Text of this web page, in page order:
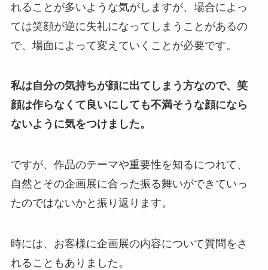
れることが多いような気がしますが、 場合によっ
ては笑顔が逆に失礼になってしまうことがあるの
で、場面によって変えていくことが必要です。
私は自分の気持ちが顔に出てしまう方なので、笑
顔は作らなくて良いにしても不満そうな顔になら
ないように気をつけました。
ですが、作品のテーマや重要性を知るにつれて、
自然とその企画展に合った振る舞いができていっ
たのではないかと振り返ります。
時には、お客様に企画展の内容について質問をさ
れることもありました。